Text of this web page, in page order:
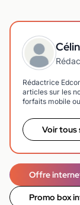
Rédactrice
articles sur les
forfaits mobile
Voir tous
Offre
Promo box